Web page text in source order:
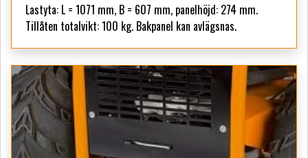
Lastyta: L = 1071 mm, B = 607 mm, panelhöjd: 274 mm.
Tillåten totalvikt: 100 kg. Bakpanel kan avlägsnas.